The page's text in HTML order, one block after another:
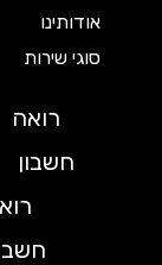
אודותינו
סוגי שירות
רואה
חשבון
רואה
חשבון